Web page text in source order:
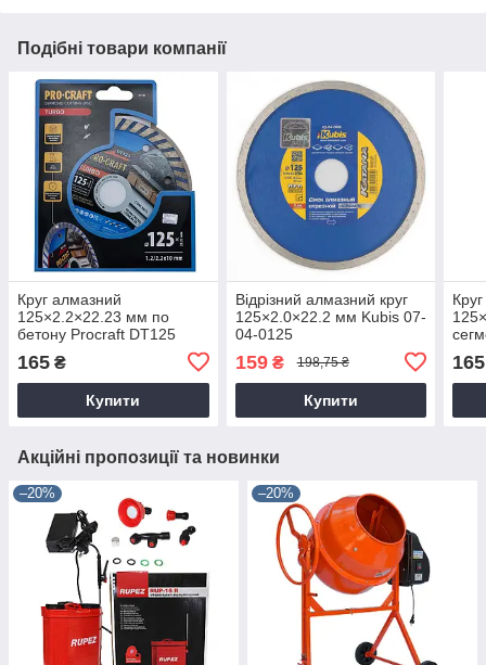
Подібні товари компанії
Круг алмазний
125×2.2×22.23 мм по
бетону Procraft DT125
165 ₴
Купити
Відрізний алмазний круг
125×2.0×22.2 мм Kubis 07-
04-0125
159₴ 198,75 ₴
Купити
165
Акційні пропозиції та новинки
–20% –20%